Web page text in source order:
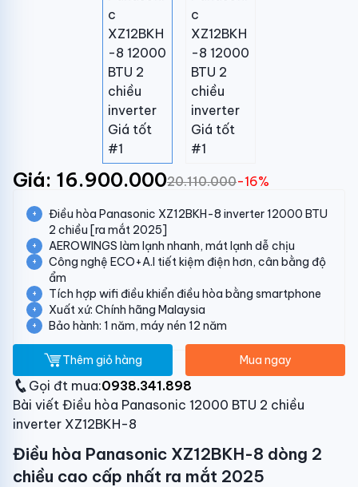
Giá: 16.900.00020.110.000-16%
Điều hòa Panasonic XZ12BKH-8 inverter 12000 BTU
2 chiều [ra mắt 2025]
AEROWINGS làm lạnh nhanh, mát lạnh dễ chịu
Công nghệ ECO+A.I tiết kiệm điện hơn, cân bằng độ
ẩm
Tích hợp wifi điều khiển điều hòa bằng smartphone
Xuất xứ: Chính hãng Malaysia
Bảo hành: 1 năm, máy nén 12 năm
Thêm giỏ hàng Mua ngay
Gọi đt mua:0938.341.898
Bài viết Điều hòa Panasonic 12000 BTU 2 chiều
inverter XZ12BKH-8
Điều hòa Panasonic XZ12BKH-8 dòng 2
chiều cao cấp nhất ra mắt 2025